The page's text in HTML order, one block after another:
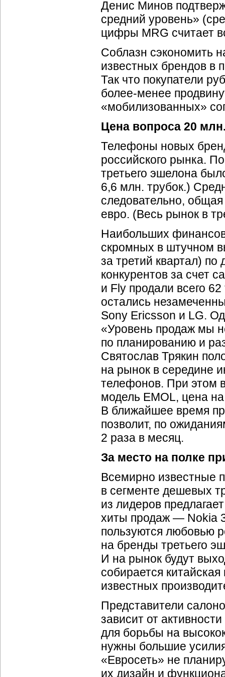
Денис Минов
средний уровень»
цифры MRG считает
Соблазн сэкономить
известных брендов в
Так что покупатели
более-менее
«мобилизованных»
Цена вопроса 20
Телефоны новых
российского рынка.
третьего эшелона
6,6 млн. трубок.)
следовательно,
евро. (Весь рынок в
Наибольших
скромных в штучном
за третий квартал)
конкурентов за счет
и Fly продали всего
остались
Sony Ericsson и LG.
«Уровень продаж мы
по планированию и
Святослав Трякин
на рынок в середине
телефонов. При этом
модель EMOL, цена
В ближайшее время
позволит, по
2 раза в месяц.
За место на полке
Всемирно известные
в сегменте дешевых
из лидеров
хиты продаж — Nokia
пользуются любовью
на бренды третьего
И на рынок будут
собирается
известных
Представители
зависит от
для борьбы на
нужны большие
«Евросеть» не
их дизайн и